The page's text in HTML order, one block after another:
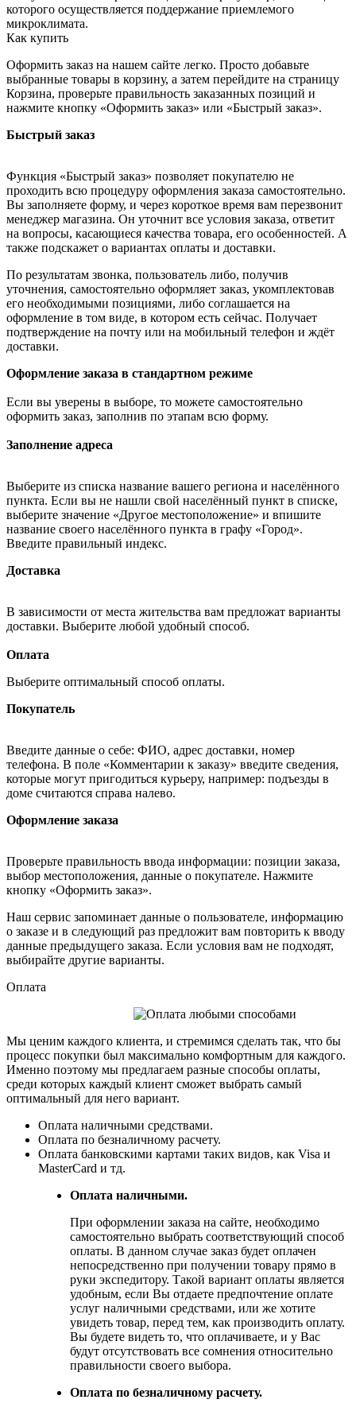
которого осуществляется поддержание приемлемого
микроклимата.
Как купить
Оформить заказ на нашем сайте легко. Просто добавьте
выбранные товары в корзину, а затем перейдите на страницу
Корзина, проверьте правильность заказанных позиций и
нажмите кнопку «Оформить заказ» или «Быстрый заказ».
Быстрый заказ
Функция «Быстрый заказ» позволяет покупателю не
проходить всю процедуру оформления заказа самостоятельно.
Вы заполняете форму, и через короткое время вам перезвонит
менеджер магазина. Он уточнит все условия заказа, ответит
на вопросы, касающиеся качества товара, его особенностей. А
также подскажет о вариантах оплаты и доставки.
По результатам звонка, пользователь либо, получив
уточнения, самостоятельно оформляет заказ, укомплектовав
его необходимыми позициями, либо соглашается на
оформление в том виде, в котором есть сейчас. Получает
подтверждение на почту или на мобильный телефон и ждёт
доставки.
Оформление заказа в стандартном режиме
Если вы уверены в выборе, то можете самостоятельно
оформить заказ, заполнив по этапам всю форму.
Заполнение адреса
Выберите из списка название вашего региона и населённого
пункта. Если вы не нашли свой населённый пункт в списке,
выберите значение «Другое местоположение» и впишите
название своего населённого пункта в графу «Город».
Введите правильный индекс.
Доставка
В зависимости от места жительства вам предложат варианты
доставки. Выберите любой удобный способ.
Оплата
Выберите оптимальный способ оплаты.
Покупатель
Введите данные о себе: ФИО, адрес доставки, номер
телефона. В поле «Комментарии к заказу» введите сведения,
которые могут пригодиться курьеру, например: подъезды в
доме считаются справа налево.
Оформление заказа
Проверьте правильность ввода информации: позиции заказа,
выбор местоположения, данные о покупателе. Нажмите
кнопку «Оформить заказ».
Наш сервис запоминает данные о пользователе, информацию
о заказе и в следующий раз предложит вам повторить к вводу
данные предыдущего заказа. Если условия вам не подходят,
выбирайте другие варианты.
Оплата
Мы ценим каждого клиента, и стремимся сделать так, что бы
процесс покупки был максимально комфортным для каждого.
Именно поэтому мы предлагаем разные способы оплаты,
среди которых каждый клиент сможет выбрать самый
оптимальный для него вариант.
Оплата наличными средствами.
Оплата по безналичному расчету.
Оплата банковскими картами таких видов, как Visa и
MasterCard и тд.
Оплата наличными.
При оформлении заказа на сайте, необходимо
самостоятельно выбрать соответствующий способ
оплаты. В данном случае заказ будет оплачен
непосредственно при получении товару прямо в
руки экспедитору. Такой вариант оплаты является
удобным, если Вы отдаете предпочтение оплате
услуг наличными средствами, или же хотите
увидеть товар, перед тем, как производить оплату.
Вы будете видеть то, что оплачиваете, и у Вас
будут отсутствовать все сомнения относительно
правильности своего выбора.
Оплата по безналичному расчету.